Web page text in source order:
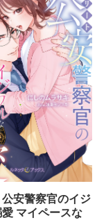
安警察官のイジ
愛 マイペースな